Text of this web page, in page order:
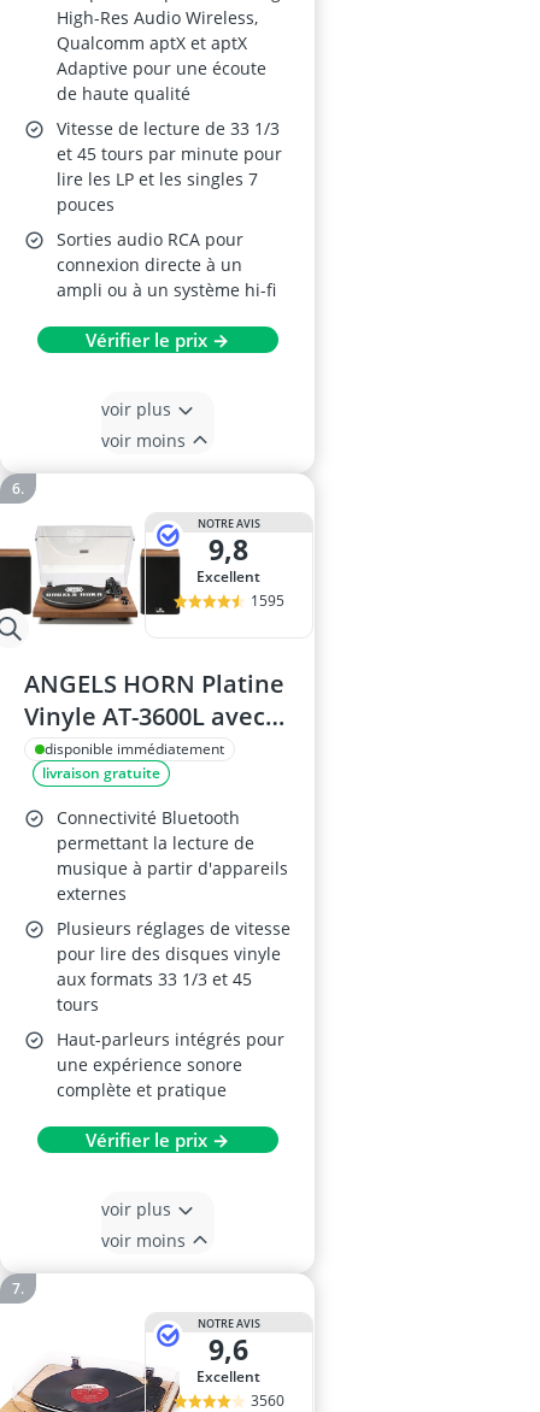
High-Res Audio Wireless,
Qualcomm aptX et aptX
Adaptive pour une écoute
de haute qualité
Vitesse de lecture de 33 1/3
et 45 tours par minute pour
lire les LP et les singles 7
pouces
Sorties audio RCA pour
connexion directe à un
ampli ou à un système hi-fi
Vérifier le prix →
voir plus
voir moins
NOTRE AVIS
9,8
Excellent
1595
ANGELS HORN Platine
Vinyle AT-3600L avec
Bluetooth et
Enceintes
disponible immédiatement
livraison gratuite
Connectivité Bluetooth
permettant la lecture de
musique à partir d'appareils
externes
Plusieurs réglages de vitesse
pour lire des disques vinyle
aux formats 33 1/3 et 45
tours
Haut-parleurs intégrés pour
une expérience sonore
complète et pratique
Vérifier le prix →
voir plus
voir moins
NOTRE AVIS
9,6
Excellent
3560